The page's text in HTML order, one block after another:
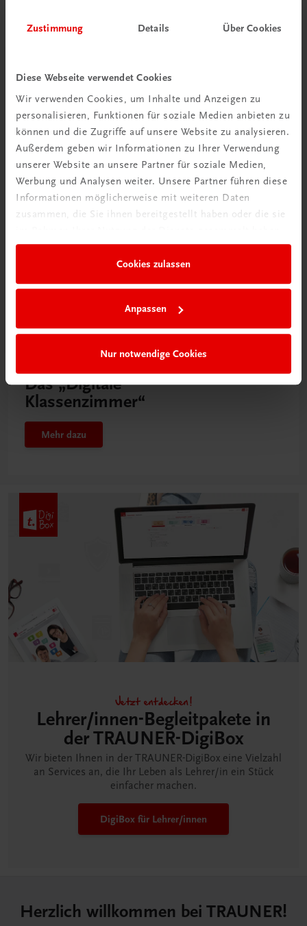
Zustimmung Details Über Cookies
Diese Webseite verwendet Cookies
Wir verwenden Cookies, um Inhalte und Anzeigen zu
personalisieren, Funktionen für soziale Medien anbieten zu
können und die Zugriffe auf unsere Website zu analysieren.
Außerdem geben wir Informationen zu Ihrer Verwendung
unserer Website an unsere Partner für soziale Medien,
Werbung und Analysen weiter. Unsere Partner führen diese
Informationen möglicherweise mit weiteren Daten
zusammen, die Sie ihnen bereitgestellt haben oder die sie
Cookies zulassen
Anpassen
Nur notwendige Cookies
Schon entdeckt?
Ratgeber Schulpraxis
Neu in der DigiBox
Das „Digitale
Klassenzimmer“
Mehr dazu
Jetzt entdecken!
Lehrer/innen-Begleitpakete in
der TRAUNER-DigiBox
Wir bieten Ihnen in der TRAUNER-DigiBox eine Vielzahl
an Services an, die Ihr Leben als Lehrer/in ein Stück
einfacher machen.
DigiBox für Lehrer/innen
Herzlich willkommen bei TRAUNER!